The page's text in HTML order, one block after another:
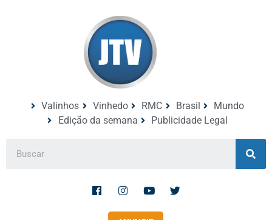
Valinhos Vinhedo RMC Brasil
Mundo
Edição da semana
Publicidade Legal